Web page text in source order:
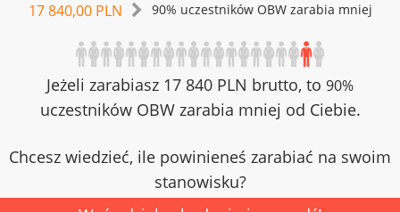
17 840,00 PLN 90% uczestników OBW zarabia mniej
Jeżeli zarabiasz 17 840 PLN brutto, to 90%
uczestników OBW zarabia mniej od Ciebie.
Chcesz wiedzieć, ile powinieneś zarabiać na swoim
stanowisku?